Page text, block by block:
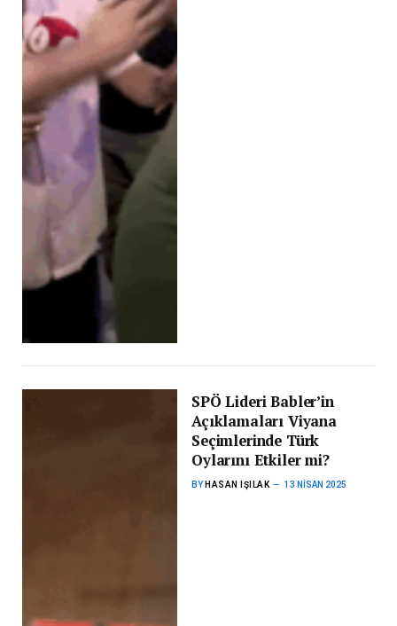
SPÖ Lideri Babler’in
Açıklamaları Viyana
Seçimlerinde Türk
Oylarını Etkiler mi?
BY HASAN IŞILAK 13 NISAN 2025